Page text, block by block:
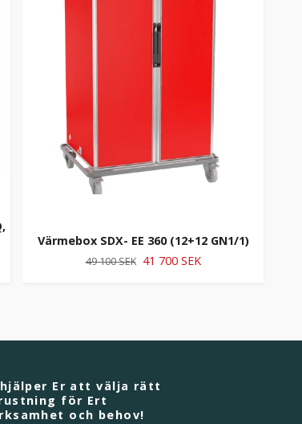
Värmebox SDX- EE 360 (12+12 GN1/1)
49 100 SEK 41 700 SEK
Er att välja rätt
för Ert
och behov!